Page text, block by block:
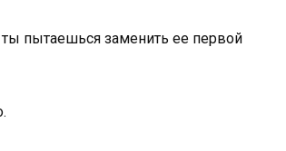
пытаешься заменить ее первой